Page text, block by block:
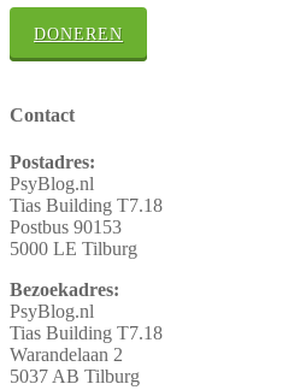
DONEREN
Contact
Postadres:
PsyBlog.nl
Tias Building T7.18
Postbus 90153
5000 LE Tilburg
Bezoekadres:
PsyBlog.nl
Tias Building T7.18
Warandelaan 2
5037 AB Tilburg